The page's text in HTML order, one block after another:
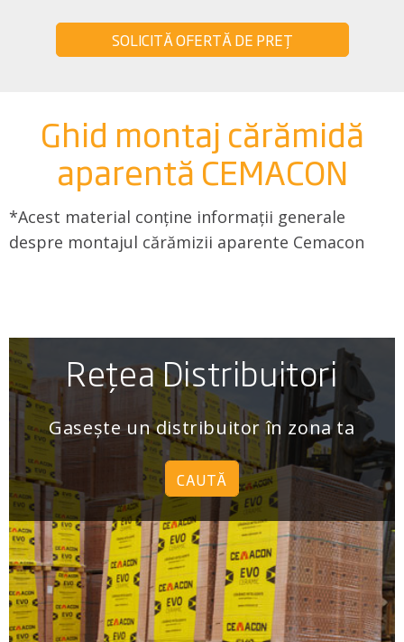
SOLICITĂ OFERTĂ DE PREȚ
Ghid montaj cărămidă
aparentă CEMACON
*Acest material conține informații generale
despre montajul cărămizii aparente Cemacon
Rețea Distribuitori
Gasește un distribuitor în zona ta
CAUTĂ